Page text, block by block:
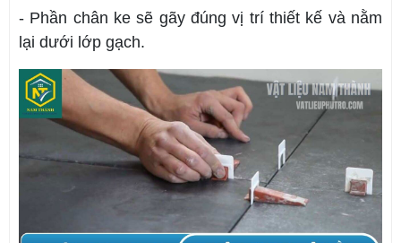
- Phần chân ke sẽ gãy đúng vị trí thiết kế và nằm
lại dưới lớp gạch.